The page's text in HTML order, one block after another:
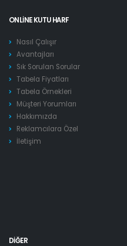
ONLINE KUTU HARF
Nasıl Çalışır
Avantajları
Sık Sorulan Sorular
Tabela Fiyatları
Tabela Örnekleri
Müşteri Yorumları
Hakkımızda
Reklamcılara Özel
İletişim
DIĞER